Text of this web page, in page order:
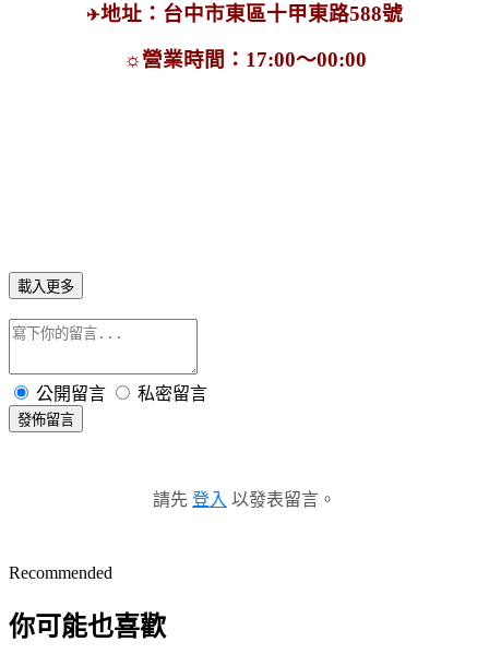
✈地址：台中市東區十甲東路588號
☼營業時間：17:00～00:00
載入更多
公開留言 私密留言
發佈留言
請先 登入 以發表留言。
Recommended
你可能也喜歡